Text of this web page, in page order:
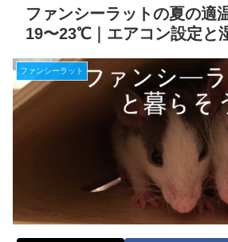
ファンシーラットの夏の適
19〜23℃｜エアコン設定と
ファンシーラット